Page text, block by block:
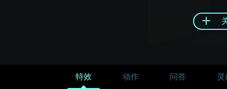
特效 动作 问答 灵